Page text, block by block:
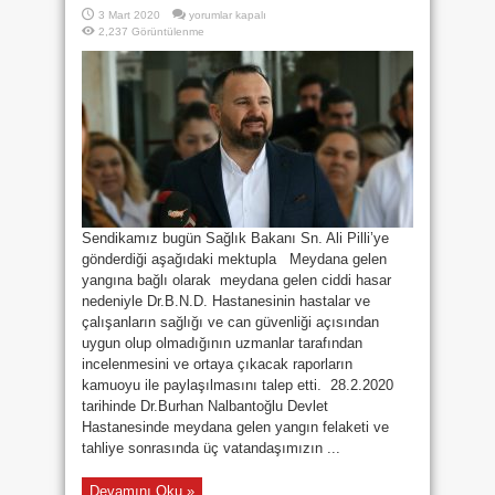
3 Mart 2020
BURHAN
DEVLET
HASTANESİ
ÇALIŞANLAR
VE
HASTALAR
AÇISINDAN
GÜVENLİ
Mİ?
için
yorumlar kapalı
2,237 Görüntülenme
Sendikamız bugün Sağlık Bakanı Sn. Ali Pilli’ye
gönderdiği aşağıdaki mektupla Meydana gelen
yangına bağlı olarak meydana gelen ciddi hasar
nedeniyle Dr.B.N.D. Hastanesinin hastalar ve
çalışanların sağlığı ve can güvenliği açısından
uygun olup olmadığının uzmanlar tarafından
incelenmesini ve ortaya çıkacak raporların
kamuoyu ile paylaşılmasını talep etti. 28.2.2020
tarihinde Dr.Burhan Nalbantoğlu Devlet
Hastanesinde meydana gelen yangın felaketi ve
tahliye sonrasında üç vatandaşımızın ...
Devamını Oku »